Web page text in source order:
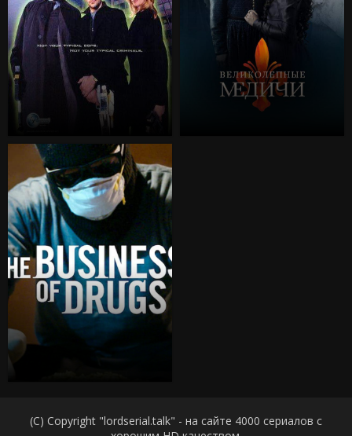
(C) Copyright "lordserial.talk" - на сайте 4000 сериалов с